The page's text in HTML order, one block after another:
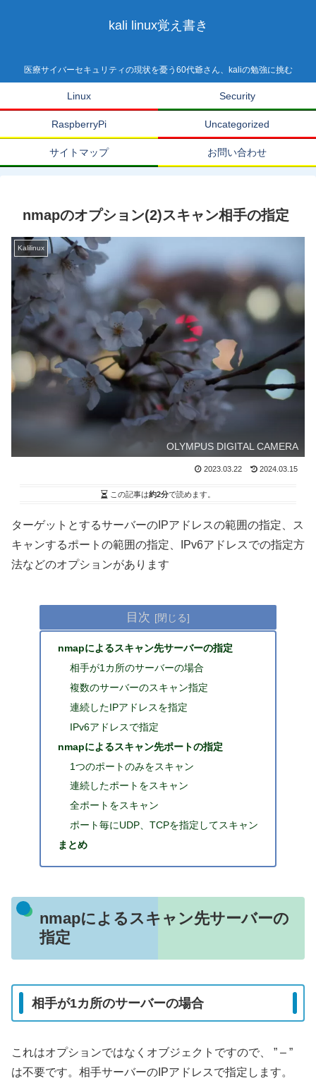
kali linux覚え書き
医療サイバーセキュリティの現状を憂う60代爺さん、kaliの勉強に挑む
Linux Security
RaspberryPi Uncategorized
サイトマップ お問い合わせ
nmapのオプション(2)スキャン相手の指定
Kalilinux
OLYMPUS DIGITAL CAMERA
2023.03.22 2024.03.15
この記事は約2分で読めます。
ターゲットとするサーバーのIPアドレスの範囲の指定、ス
キャンするポートの範囲の指定、IPv6アドレスでの指定方
法などのオプションがあります
目次
nmapによるスキャン先サーバーの指定
相手が1カ所のサーバーの場合
複数のサーバーのスキャン指定
連続したIPアドレスを指定
IPv6アドレスで指定
nmapによるスキャン先ポートの指定
1つのポートのみをスキャン
連続したポートをスキャン
全ポートをスキャン
ポート毎にUDP、TCPを指定してスキャン
まとめ
nmapによるスキャン先サーバーの
指定
相手が1カ所のサーバーの場合
これはオプションではなくオブジェクトですので、 ” – ”
は不要です。相手サーバーのIPアドレスで指定します。